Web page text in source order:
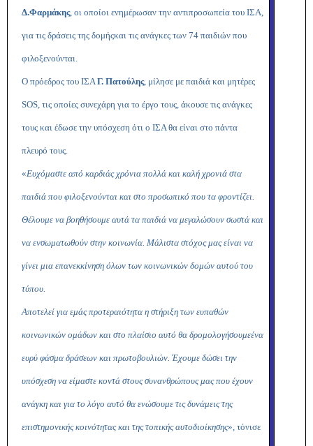
Δ.Φαρμάκης, οι οποίοι ενημέρωσαν την αντιπροσωπεία του ΙΣΑ,
για τις δράσεις της δομήςκαι τις ανάγκες των 74 παιδιών που
φιλοξενούνται.
Ο πρόεδρος του ΙΣΑΓ. Πατούλης, μίλησε με παιδιά και μητέρες
SOS, τις οποίες συνεχάρη για το έργο τους, άκουσε τις ανάγκες
τους και έδωσε την υπόσχεση ότι ο ΙΣΑ θα είναι στο πάντα
πλευρό τους.
«Ευχόμαστε από καρδιάς χρόνια πολλά και καλή χρονιά στα
παιδιά που φιλοξενούνται και στο προσωπικό που τα φροντίζει.
Θέλουμε να βοηθήσουμε αυτά τα παιδιά να μεγαλώσουν σωστά και
να ενσωματωθούν στην κοινωνία. Μάλιστα στόχος μας είναι να
γίνει μια επανεκκίνηση όλων των κοινωνικών δομών αυτού του
τύπου.
Αποτελεί για εμάς προτεραιότητα η στήριξη των ευπαθών
κοινωνικών ομάδων και στο πλαίσιο αυτό θα δρομολογήσουμεένα
ευρύ φάσμα δράσεων και πρωτοβουλιών. Έχουμε δώσει την
υπόσχεση να είμαστε κοντά στους συνανθρώπους μας που έχουν
ανάγκη και για το λόγο αυτό θα ενώσουμε τις δυνάμεις της
επιστημονικής κοινότητας και της τοπικής αυτοδιοίκησης», τόνισε